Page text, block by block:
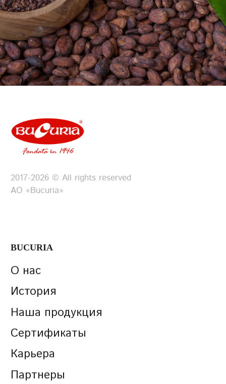
2017-2026 © All rights reserved
АО «Bucuria»
BUCURIA
О нас
История
Наша продукция
Сертификаты
Карьера
Партнеры